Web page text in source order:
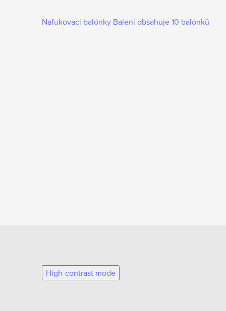
Nafukovací balónky Balení obsahuje 10 balónků
High-contrast mode